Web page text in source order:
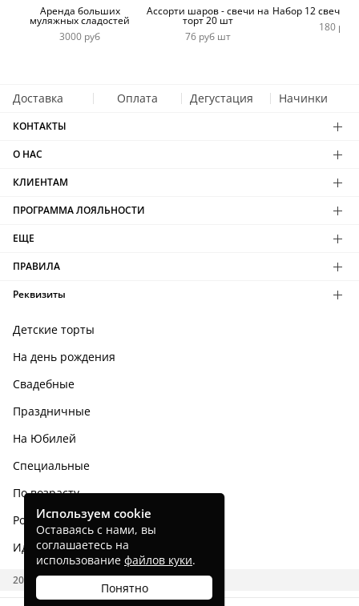
Аренда больших
муляжных сладостей
3000 руб
Ассорти шаров - свечи на
торт 20 шт
76 руб шт
Набор 12 свечей
180 руб
Доставка Оплата Дегустация Начинки
КОНТАКТЫ
О НАС
КЛИЕНТАМ
ПРОГРАММА ЛОЯЛЬНОСТИ
ЕЩЕ
ПРАВИЛА
Реквизиты
Детские торты
На день рождения
Свадебные
Праздничные
На Юбилей
Специальные
По возрасту
Родным и близким
Идеи тортов
2026 CAKES.RU
Используем cookie
Оставаясь с нами, вы
соглашаетесь на
использование файлов куки.
Понятно